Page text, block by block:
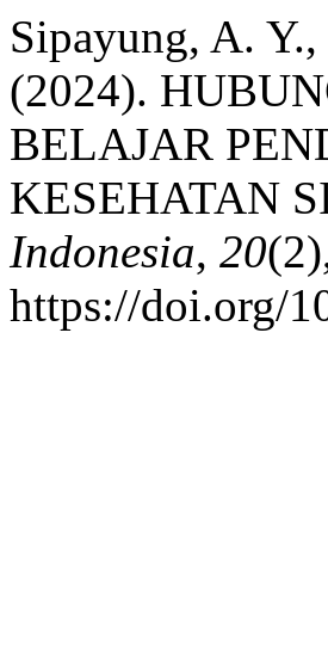
Sipayung, A.
(2024).
BELAJAR
KESEHATAN
Indonesia, 20
https://doi.org/